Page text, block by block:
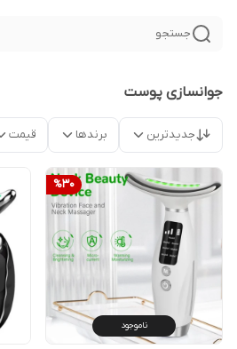
جستجو
جوانسازی پوست
جدیدترین برندها قیمت
%30
ناموجود